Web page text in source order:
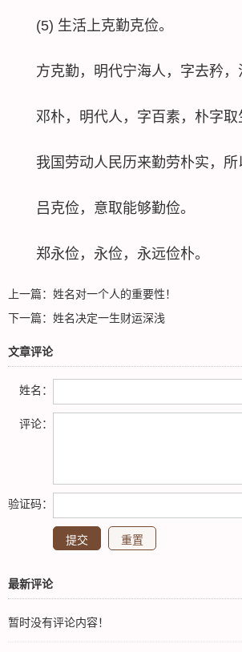
(5) 生活上克勤克俭。
方克勤，明代宁海人，字去矜，
邓朴，明代人，字百素，朴字取
我国劳动人民历来勤劳朴实，所
吕克俭，意取能够勤俭。
郑永俭，永俭，永远俭朴。
上一篇： 姓名对一个人的重要性！
下一篇： 姓名决定一生财运深浅
文章评论
姓名：
评论：
验证码：
最新评论
暂时没有评论内容！